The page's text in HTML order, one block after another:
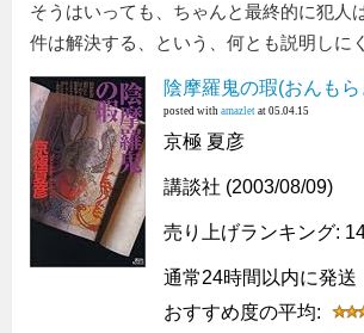
そうはいっても、ちゃんと最終的に犯人
件は解決する、という、何とも説明しに
陰摩羅鬼の瑕(おんも
posted with amazlet at 05.04.15
京極 夏彦
講談社 (2003/08/09)
売り上げランキング:
通常24時間以内に発送
おすすめ度の平均: